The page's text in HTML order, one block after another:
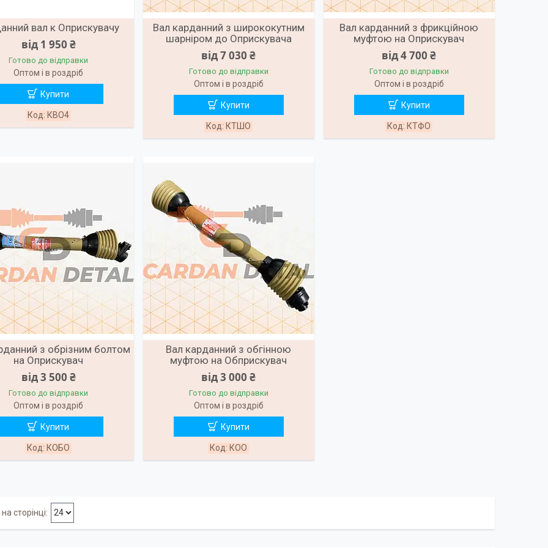
вал к Оприскувачу
від 1 950 ₴
Готово до відправки
Оптом і в роздріб
Купити
КВО4
Вал карданний з ширококутним
шарніром до Оприскувача
від 7 030 ₴
Готово до відправки
Оптом і в роздріб
Купити
КТШО
Вал карданний з фрикційною
муфтою на Оприскувач
від 4 700 ₴
Готово до відправки
Оптом і в роздріб
Купити
КТФО
з обрізним болтом
на Оприскувач
від 3 500 ₴
Готово до відправки
Оптом і в роздріб
Купити
КОБО
Вал карданний з обгінною
муфтою на Обприскувач
від 3 000 ₴
Готово до відправки
Оптом і в роздріб
Купити
КОО